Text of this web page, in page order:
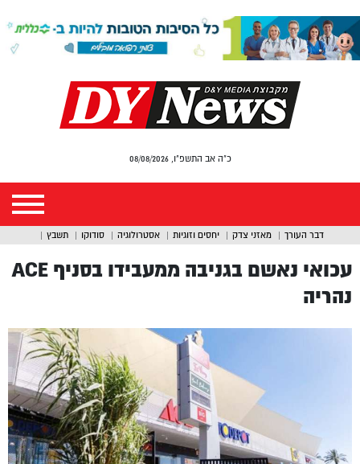
כ"ה אב התשפ"ו, 08/08/2026
דבר העורך מאזני צדק יחסים וזוגיות אסטרולוגיה סודוקו תשבץ
עכואי נאשם בגניבה ממעבידו בסניף ACE
נהריה